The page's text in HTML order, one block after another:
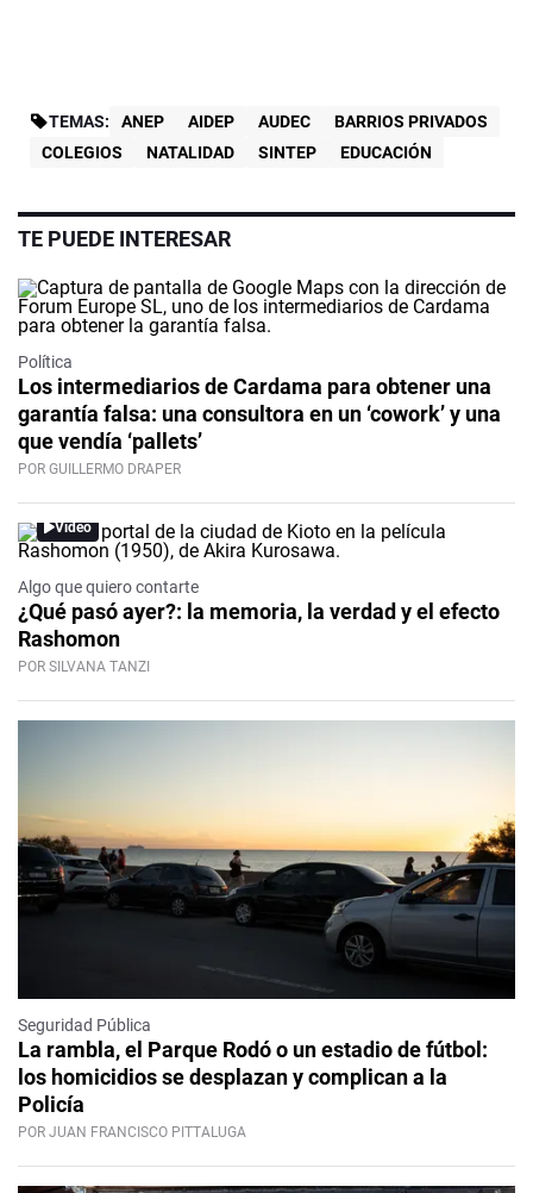
TEMAS: ANEP AIDEP AUDEC
BARRIOS PRIVADOS
COLEGIOS
NATALIDAD SINTEP EDUCACIÓN
TE PUEDE INTERESAR
Política
Los intermediarios de Cardama para obtener una
garantía falsa: una consultora en un ‘cowork’ y una
que vendía ‘pallets’
POR GUILLERMO DRAPER
Video
Algo que quiero contarte
¿Qué pasó ayer?: la memoria, la verdad y el efecto
Rashomon
POR SILVANA TANZI
Seguridad Pública
La rambla, el Parque Rodó o un estadio de fútbol:
los homicidios se desplazan y complican a la
Policía
POR JUAN FRANCISCO PITTALUGA